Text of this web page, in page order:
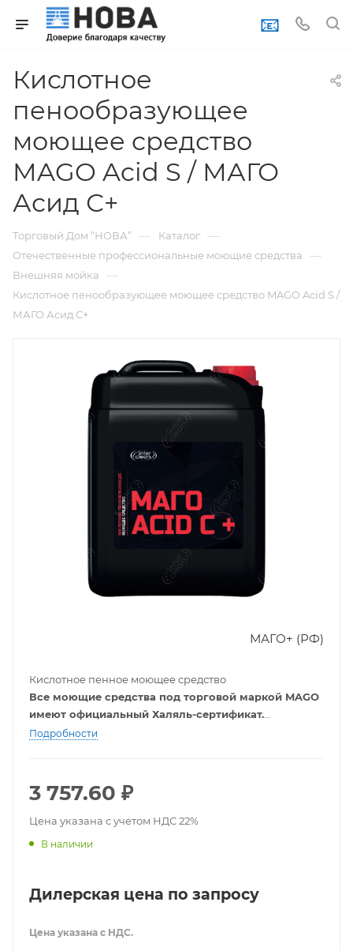
📧
Кислотное
пенообразующее
моющее средство
MAGO Acid S / МАГО
Асид С+
Торговый Дом “НОВА” — Каталог —
Отечественные профессиональные моющие средства —
Внешняя мойка —
Кислотное пенообразующее моющее средство MAGO Acid S /
МАГО Асид С+
МАГО+ (РФ)
Кислотное пенное моющее средство
Все моющие средства под торговой маркой MAGO
имеют официальный Халяль-сертификат.
Подробности
3 757.60 ₽
Цена указана с учетом НДС 22%
В наличии
Дилерская цена по запросу
Цена указана с НДС.